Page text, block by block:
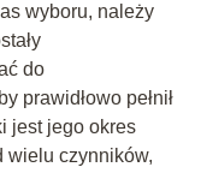
wyboru, należy
do
prawidłowo pełnił
jest jego okres
wielu czynników,